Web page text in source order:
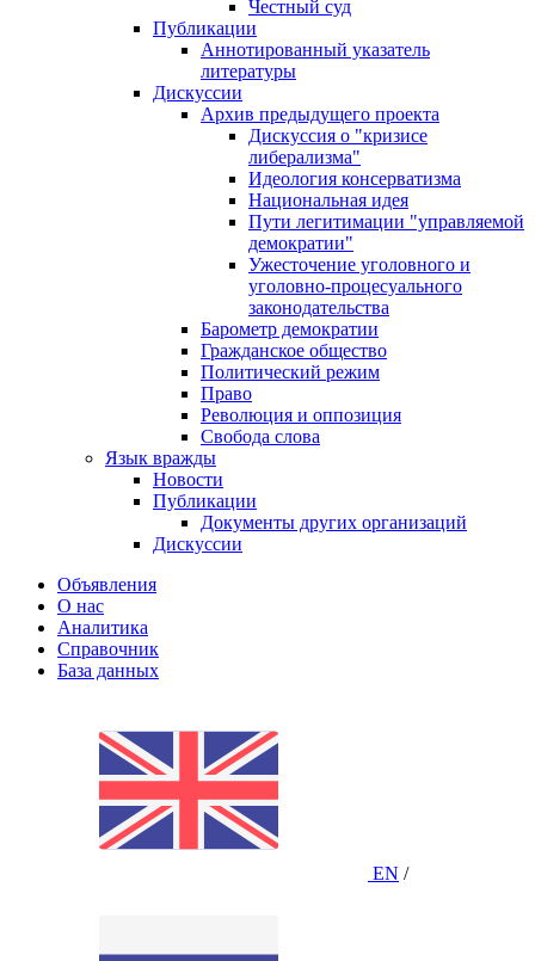
Честный суд
Публикации
Аннотированный указатель
литературы
Дискуссии
Архив предыдущего проекта
Дискуссия о "кризисе
либерализма"
Идеология консерватизма
Национальная идея
Пути легитимации "управляемой
демократии"
Ужесточение уголовного и
уголовно-процесуального
законодательства
Барометр демократии
Гражданское общество
Политический режим
Право
Революция и оппозиция
Свобода слова
Язык вражды
Новости
Публикации
Документы других организаций
Дискуссии
Объявления
О нас
Аналитика
Справочник
База данных
EN /